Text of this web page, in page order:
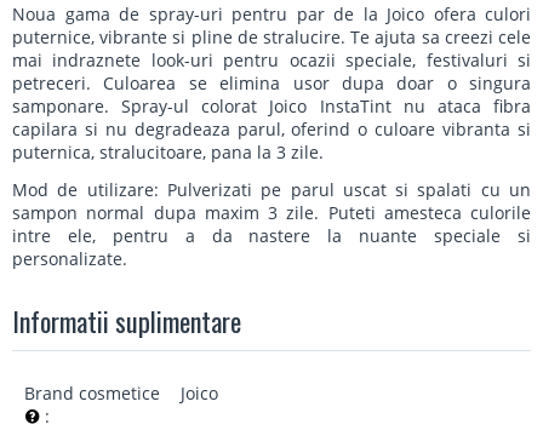
Noua gama de spray-uri pentru par de la Joico ofera culori
puternice, vibrante si pline de stralucire. Te ajuta sa creezi cele
mai indraznete look-uri pentru ocazii speciale, festivaluri si
petreceri. Culoarea se elimina usor dupa doar o singura
samponare. Spray-ul colorat Joico InstaTint nu ataca fibra
capilara si nu degradeaza parul, oferind o culoare vibranta si
puternica, stralucitoare, pana la 3 zile.
Mod de utilizare: Pulverizati pe parul uscat si spalati cu un
sampon normal dupa maxim 3 zile. Puteti amesteca culorile
intre ele, pentru a da nastere la nuante speciale si
personalizate.
Informatii suplimentare
Brand cosmetice
:
Joico